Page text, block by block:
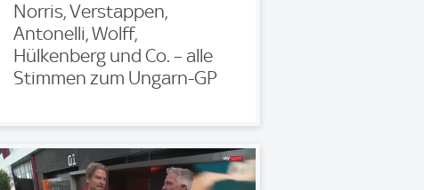
Norris, Verstappen,
Antonelli, Wolff,
Hülkenberg und Co. – alle
Stimmen zum Ungarn-GP